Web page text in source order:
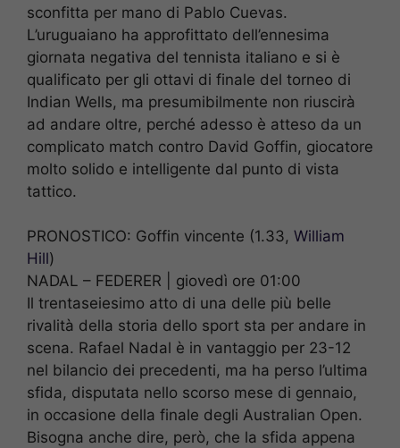
sconfitta per mano di Pablo Cuevas.
L’uruguaiano ha approfittato dell’ennesima
giornata negativa del tennista italiano e si è
qualificato per gli ottavi di finale del torneo di
Indian Wells, ma presumibilmente non riuscirà
ad andare oltre, perché adesso è atteso da un
complicato match contro David Goffin, giocatore
molto solido e intelligente dal punto di vista
tattico.
PRONOSTICO: Goffin vincente (1.33, William
Hill)
NADAL – FEDERER | giovedì ore 01:00
Il trentaseiesimo atto di una delle più belle
rivalità della storia dello sport sta per andare in
scena. Rafael Nadal è in vantaggio per 23-12
nel bilancio dei precedenti, ma ha perso l’ultima
sfida, disputata nello scorso mese di gennaio,
in occasione della finale degli Australian Open.
Bisogna anche dire, però, che la sfida appena